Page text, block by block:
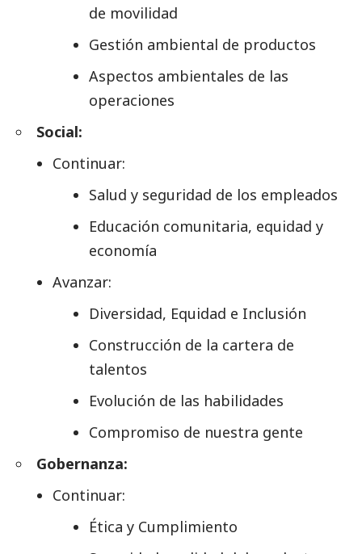
de movilidad
Gestión ambiental de productos
Aspectos ambientales de las
operaciones
Social:
Continuar:
Salud y seguridad de los empleados
Educación comunitaria, equidad y
economía
Avanzar:
Diversidad, Equidad e Inclusión
Construcción de la cartera de
talentos
Evolución de las habilidades
Compromiso de nuestra gente
Gobernanza:
Continuar:
Ética y Cumplimiento